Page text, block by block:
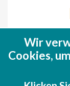
Fondo
(FEDER)
Una
Wir
Cookies,